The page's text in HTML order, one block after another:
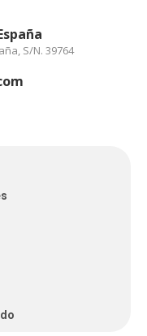
S/N. 39764